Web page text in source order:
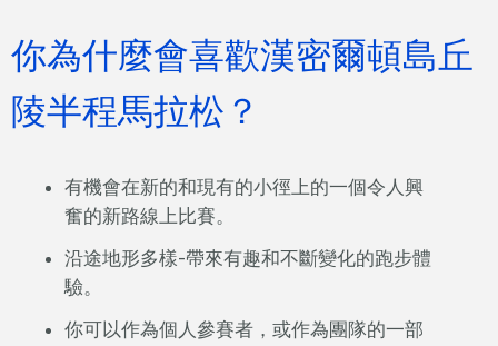
你為什麼會喜歡漢密爾頓島丘
陵半程馬拉松？
有機會在新的和現有的小徑上的一個令人興
奮的新路線上比賽。
沿途地形多樣-帶來有趣和不斷變化的跑步體
驗。
你可以作為個人參賽者，或作為團隊的一部